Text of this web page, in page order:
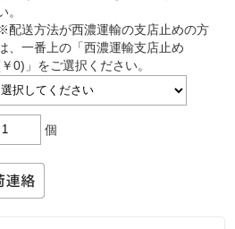
。
配送方法が西濃運輸の支店止めの方
、一番上の「西濃運輸支店止め
0)」をご選択ください。
個